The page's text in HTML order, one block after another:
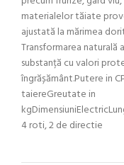
materialelor tăiate
ajustată la mărimea
Transformarea
substanță cu valori
îngrășământ.Putere in
taiereGreutate in
4 roti, 2 de directie